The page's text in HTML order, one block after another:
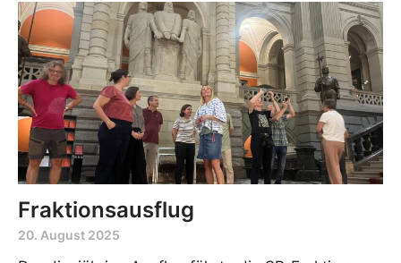
Fraktionsausflug
20. August 2025